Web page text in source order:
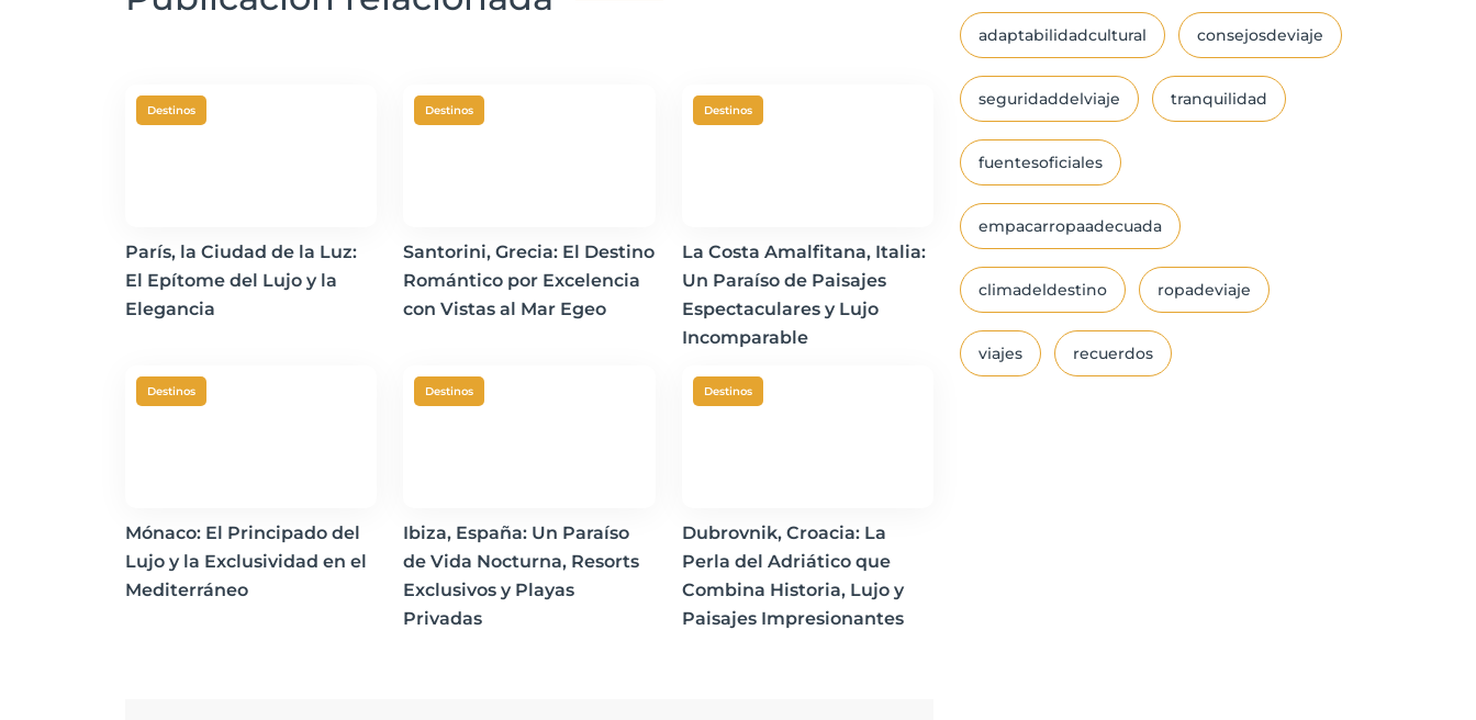
Destinos
París, la Ciudad de la Luz:
El Epítome del Lujo y la
Elegancia
Destinos
Santorini, Grecia: El Destino
Romántico por Excelencia
con Vistas al Mar Egeo
Destinos
La Costa Amalfitana, Italia:
Un Paraíso de Paisajes
Espectaculares y Lujo
Incomparable
Destinos
Mónaco: El Principado del
Lujo y la Exclusividad en el
Mediterráneo
Destinos
Ibiza, España: Un Paraíso
de Vida Nocturna, Resorts
Exclusivos y Playas
Privadas
Destinos
Dubrovnik, Croacia: La
Perla del Adriático que
Combina Historia, Lujo y
Paisajes Impresionantes
adaptabilidadcultural consejosdeviaje
seguridaddelviaje tranquilidad
fuentesoficiales
empacarropaadecuada
climadeldestino ropadeviaje
viajes recuerdos